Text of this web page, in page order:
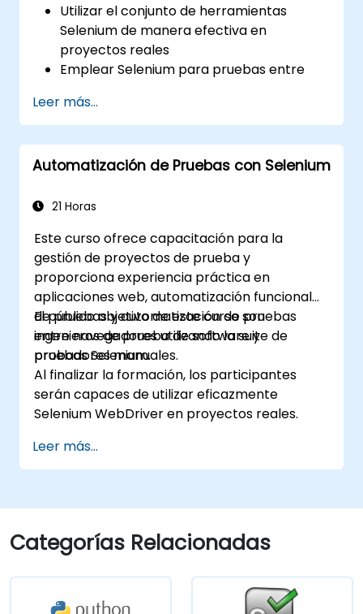
Utilizar el conjunto de herramientas
Selenium de manera efectiva en
proyectos reales
Emplear Selenium para pruebas entre
Distribuir las pruebas utilizando Selenium
Grid
Ejecutar pruebas de regresión con
Selenium en Jenkins
periódicos usando Jenkins
Leer más...
Automatización de Pruebas con Selenium
21 Horas
Este curso ofrece capacitación para la
gestión de proyectos de prueba y
proporciona experiencia práctica en
aplicaciones web, automatización funcional
de pruebas y automatización de pruebas
entre navegadores utilizando la suite de
pruebas Selenium.
El público objetivo de este curso son
ingenieros de prueba de software y
probadores manuales.
Al finalizar la formación, los participantes
serán capaces de utilizar eficazmente
Selenium WebDriver en proyectos reales.
Leer más...
Categorías Relacionadas